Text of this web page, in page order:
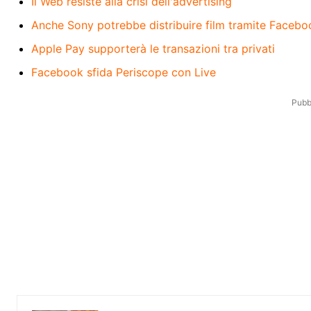
Anche Sony potrebbe distribuire film tramite
Apple Pay supporterà le transazioni tra privati
Facebook sfida Periscope con Live